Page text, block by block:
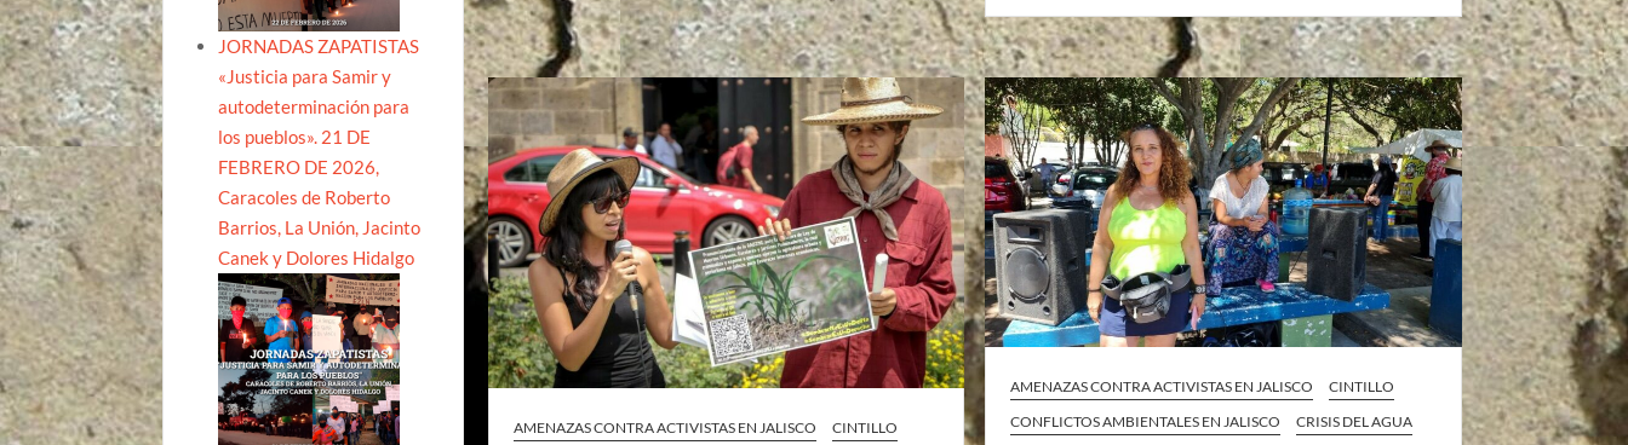
AMENAZAS CONTRA ACTIVISTAS EN JALISCO
CINTILLO
AMENAZAS CONTRA ACTIVISTAS EN JALISCO
CINTILLO
CONFLICTOS AMBIENTALES EN JALISCO
CRISIS DEL AGUA
JORNADAS ZAPATISTAS
«Justicia para Samir y
autodeterminación para
los pueblos». 21 DE
FEBRERO DE 2026,
Caracoles de Roberto
Barrios, La Unión, Jacinto
Canek y Dolores Hidalgo